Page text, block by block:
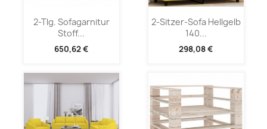
2-Tlg. Sofagarnitur
Stoff...
650,62 €
2-Sitzer-Sofa Hellgelb
140...
298,08 €